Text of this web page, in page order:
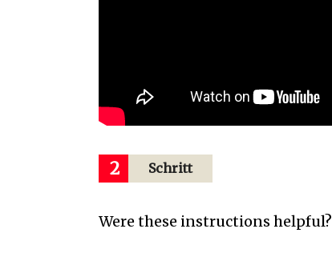
2 Schritt
Were these instructions helpful?